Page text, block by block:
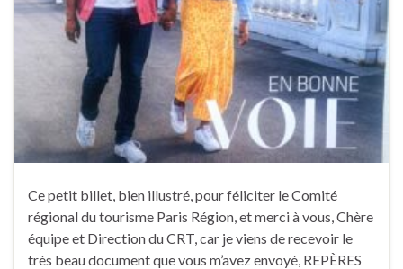
Ce petit billet, bien illustré, pour féliciter le Comité
régional du tourisme Paris Région, et merci à vous, Chère
équipe et Direction du CRT, car je viens de recevoir le
très beau document que vous m’avez envoyé, REPÈRES